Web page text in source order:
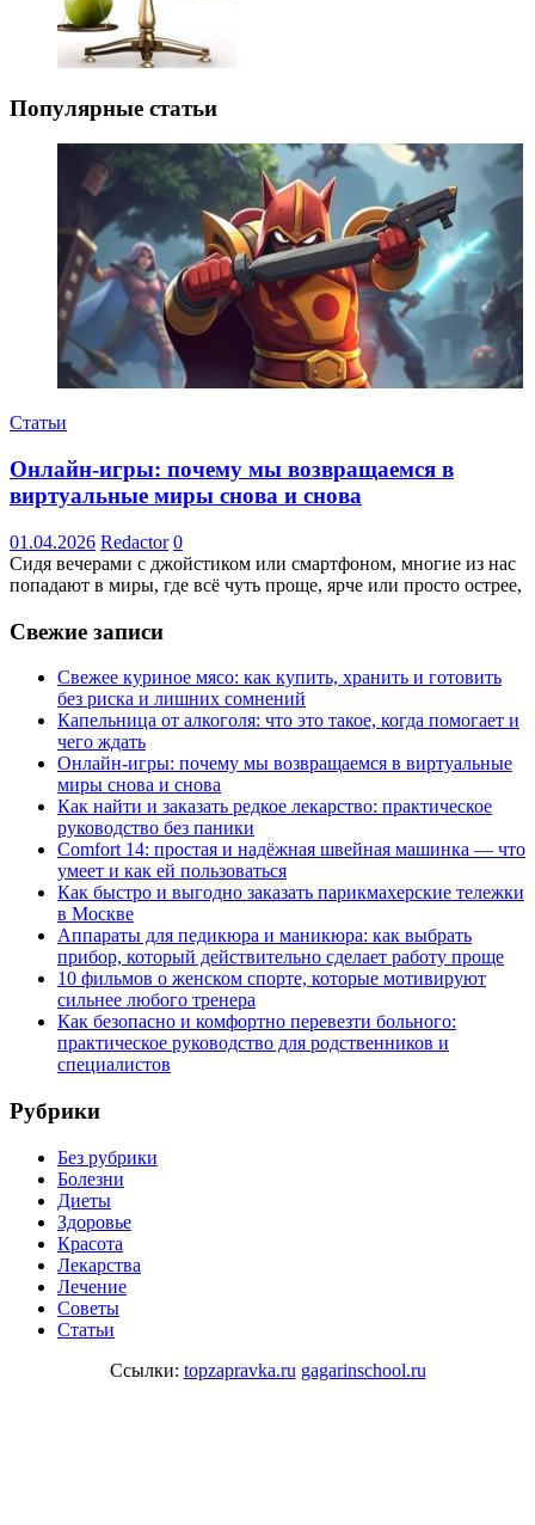
Популярные статьи
Статьи
Онлайн-игры: почему мы возвращаемся в
виртуальные миры снова и снова
01.04.2026 Redactor 0
Сидя вечерами с джойстиком или смартфоном, многие из нас
попадают в миры, где всё чуть проще, ярче или просто острее,
Свежие записи
Свежее куриное мясо: как купить, хранить и готовить
без риска и лишних сомнений
Капельница от алкоголя: что это такое, когда помогает и
чего ждать
Онлайн-игры: почему мы возвращаемся в виртуальные
миры снова и снова
Как найти и заказать редкое лекарство: практическое
руководство без паники
Comfort 14: простая и надёжная швейная машинка — что
умеет и как ей пользоваться
Как быстро и выгодно заказать парикмахерские тележки
в Москве
Аппараты для педикюра и маникюра: как выбрать
прибор, который действительно сделает работу проще
10 фильмов о женском спорте, которые мотивируют
сильнее любого тренера
Как безопасно и комфортно перевезти больного:
практическое руководство для родственников и
специалистов
Рубрики
Без рубрики
Болезни
Диеты
Здоровье
Красота
Лекарства
Лечение
Советы
Статьи
Ссылки: topzapravka.ru gagarinschool.ru